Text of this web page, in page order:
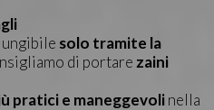
solo tramite la
di portare zaini
pratici e maneggevolinella